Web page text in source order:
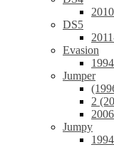
DS5
Evasion
Jumper
2
Jumpy